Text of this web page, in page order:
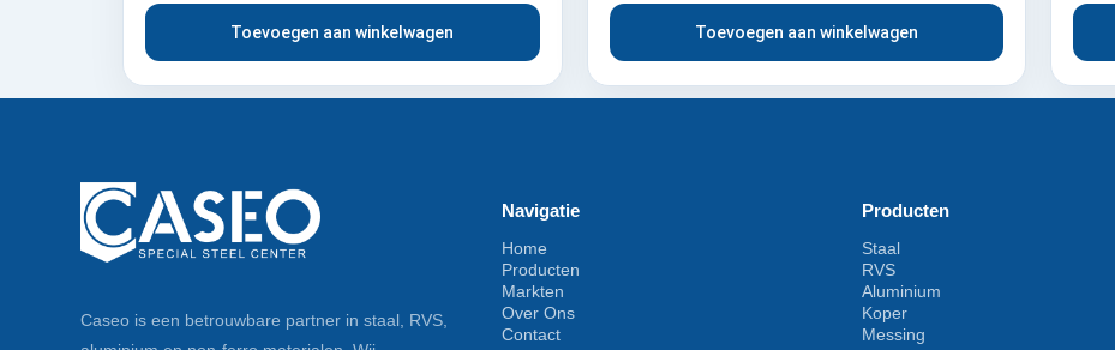
Toevoegen aan winkelwagen Toevoegen aan winkelwagen
Caseo is een betrouwbare partner in staal, RVS,
Navigatie
Home
Producten
Markten
Over Ons
Contact
Producten
Staal
RVS
Aluminium
Koper
Messing